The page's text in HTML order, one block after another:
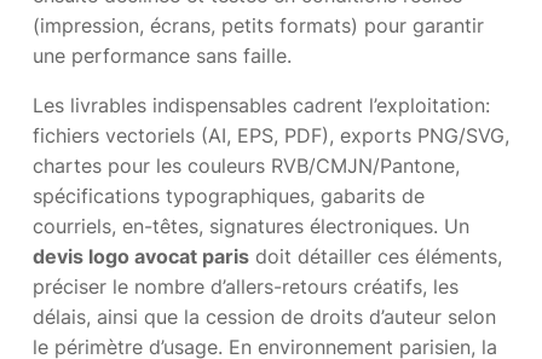
(impression, écrans, petits formats) pour garantir
une performance sans faille.
Les livrables indispensables cadrent l’exploitation:
fichiers vectoriels (AI, EPS, PDF), exports PNG/SVG,
chartes pour les couleurs RVB/CMJN/Pantone,
spécifications typographiques, gabarits de
courriels, en-têtes, signatures électroniques. Un
devis logo avocat paris doit détailler ces éléments,
préciser le nombre d’allers-retours créatifs, les
délais, ainsi que la cession de droits d’auteur selon
le périmètre d’usage. En environnement parisien, la